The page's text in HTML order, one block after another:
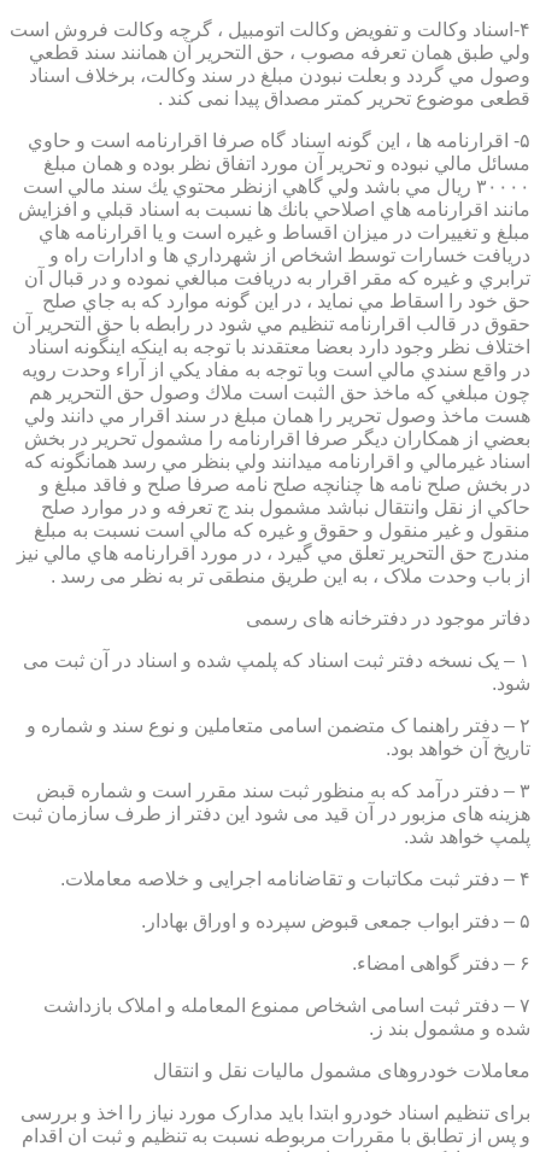
۴-اسناد وكالت و تفويض وكالت اتومبيل ، گرچه وكالت فروش است
ولي طبق همان تعرفه مصوب ، حق التحرير آن همانند سند قطعي
وصول مي گردد و بعلت نبودن مبلغ در سند وكالت، برخلاف اسناد
قطعی موضوع تحریر کمتر مصداق پیدا نمی کند .
۵- اقرارنامه ها ، اين گونه اسناد گاه صرفا اقرارنامه است و حاوي
مسائل مالي نبوده و تحرير آن مورد اتفاق نظر بوده و همان مبلغ
۳۰۰۰۰ ريال مي باشد ولي گاهي ازنظر محتوي يك سند مالي است
مانند اقرارنامه هاي اصلاحي بانك ها نسبت به اسناد قبلي و افزايش
مبلغ و تغييرات در ميزان اقساط و غيره است و يا اقرارنامه هاي
دريافت خسارات توسط اشخاص از شهرداري ها و ادارات راه و
ترابري و غيره كه مقر اقرار به دريافت مبالغي نموده و در قبال آن
حق خود را اسقاط مي نمايد ، در اين گونه موارد كه به جاي صلح
حقوق در قالب اقرارنامه تنظيم مي شود در رابطه با حق التحرير آن
اختلاف نظر وجود دارد بعضا معتقدند با توجه به اينكه اينگونه اسناد
در واقع سندي مالي است وبا توجه به مفاد يكي از آراء وحدت رويه
چون مبلغي كه ماخذ حق الثبت است ملاك وصول حق التحرير هم
هست ماخذ وصول تحرير را همان مبلغ در سند اقرار مي دانند ولي
بعضي از همكاران ديگر صرفا اقرارنامه را مشمول تحرير در بخش
اسناد غيرمالي و اقرارنامه ميدانند ولي بنظر مي رسد همانگونه كه
در بخش صلح نامه ها چنانچه صلح نامه صرفا صلح و فاقد مبلغ و
حاكي از نقل وانتقال نباشد مشمول بند ج تعرفه و در موارد صلح
منقول و غير منقول و حقوق و غيره كه مالي است نسبت به مبلغ
مندرج حق التحرير تعلق مي گيرد ، در مورد اقرارنامه هاي مالي نيز
از باب وحدت ملاک ، به این طریق منطقی تر به نظر می رسد .
دفاتر موجود در دفترخانه های رسمی
۱ – یک نسخه دفتر ثبت اسناد که پلمپ شده و اسناد در آن ثبت می
شود.
۲ – دفتر راهنما ک متضمن اسامی متعاملین و نوع سند و شماره و
تاریخ آن خواهد بود.
۳ – دفتر درآمد که به منظور ثبت سند مقرر است و شماره قبض
هزینه های مزبور در آن قید می شود این دفتر از طرف سازمان ثبت
پلمپ خواهد شد.
۴ – دفتر ثبت مکاتبات و تقاضانامه اجرایی و خلاصه معاملات.
۵ – دفتر ابواب جمعی قبوض سپرده و اوراق بهادار.
۶ – دفتر گواهی امضاء.
۷ – دفتر ثبت اسامی اشخاص ممنوع المعامله و املاک بازداشت
شده و مشمول بند ز.
معاملات خودروهای مشمول مالیات نقل و انتقال
برای تنظیم اسناد خودرو ابتدا باید مدارک مورد نیاز را اخذ و بررسی
و پس از تطابق با مقررات مربوطه نسبت به تنظیم و ثبت ان اقدام